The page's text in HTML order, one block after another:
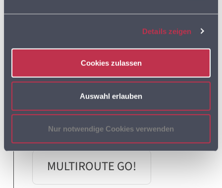
Details zeigen
Cookies zulassen
Auswahl erlauben
Nur notwendige Cookies verwenden
LEBENSMITTELEINZELHANDEL
LKW LKW PROFIL LKW ROUTING
MULTIROUTE
MULTIROUTE GO!